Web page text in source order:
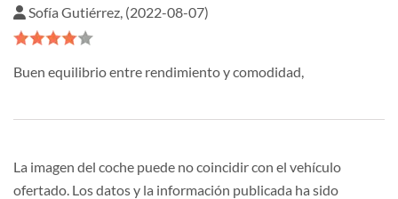
Sofía Gutiérrez, (2022-08-07)
Buen equilibrio entre rendimiento y comodidad,
La imagen del coche puede no coincidir con el vehículo
ofertado. Los datos y la información publicada ha sido